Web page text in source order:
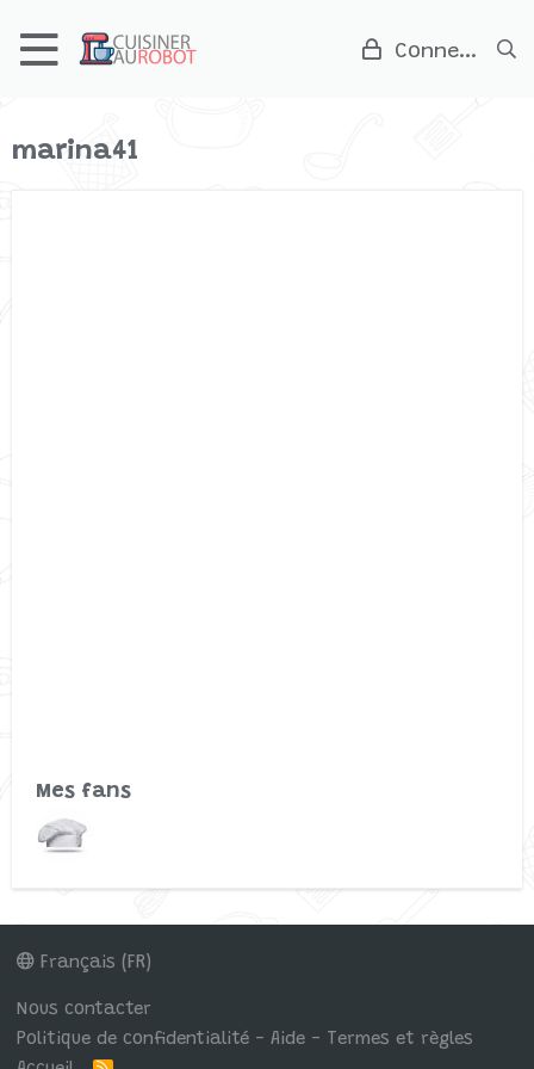
Connexion
marina41
Mes fans
Français (FR)
Nous contacter
Politique de confidentialité - Aide - Termes et règles